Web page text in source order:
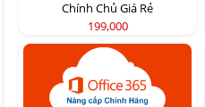
Chính Chủ Giá Rẻ
199,000